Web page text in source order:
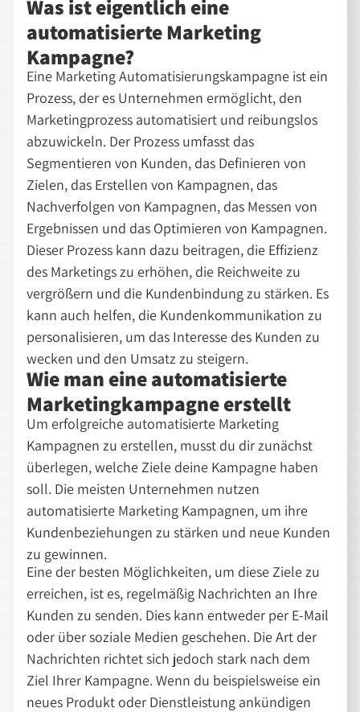
Was ist eigentlich eine
automatisierte Marketing
Kampagne?
Eine Marketing Automatisierungskampagne ist ein
Prozess, der es Unternehmen ermöglicht, den
Marketingprozess automatisiert und reibungslos
abzuwickeln. Der Prozess umfasst das
Segmentieren von Kunden, das Definieren von
Zielen, das Erstellen von Kampagnen, das
Nachverfolgen von Kampagnen, das Messen von
Ergebnissen und das Optimieren von Kampagnen.
Dieser Prozess kann dazu beitragen, die Effizienz
des Marketings zu erhöhen, die Reichweite zu
vergrößern und die Kundenbindung zu stärken. Es
kann auch helfen, die Kundenkommunikation zu
personalisieren, um das Interesse des Kunden zu
wecken und den Umsatz zu steigern.
Wie man eine automatisierte
Marketingkampagne erstellt
Um erfolgreiche automatisierte Marketing
Kampagnen zu erstellen, musst du dir zunächst
überlegen, welche Ziele deine Kampagne haben
soll. Die meisten Unternehmen nutzen
automatisierte Marketing Kampagnen, um ihre
Kundenbeziehungen zu stärken und neue Kunden
zu gewinnen.
Eine der besten Möglichkeiten, um diese Ziele zu
erreichen, ist es, regelmäßig Nachrichten an Ihre
Kunden zu senden. Dies kann entweder per E-Mail
oder über soziale Medien geschehen. Die Art der
Nachrichten richtet sich jedoch stark nach dem
Ziel Ihrer Kampagne. Wenn du beispielsweise ein
neues Produkt oder Dienstleistung ankündigen